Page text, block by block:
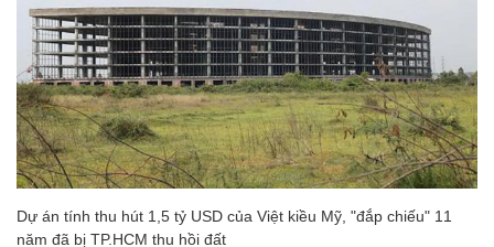
Dự án tính thu hút 1,5 tỷ USD của Việt kiều Mỹ, "đắp chiếu" 11
năm đã bị TP.HCM thu hồi đất